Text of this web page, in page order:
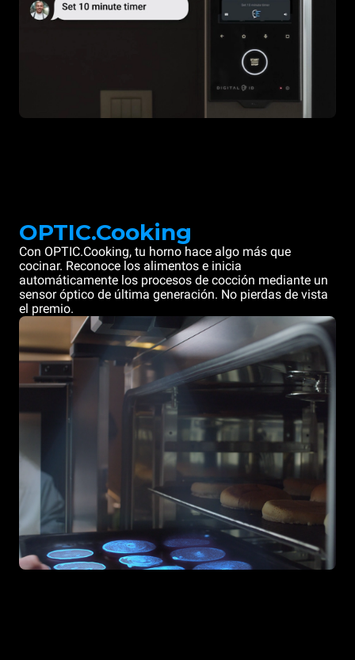
OPTIC.Cooking
Con OPTIC.Cooking, tu horno hace algo más que
cocinar. Reconoce los alimentos e inicia
automáticamente los procesos de cocción mediante un
sensor óptico de última generación. No pierdas de vista
el premio.